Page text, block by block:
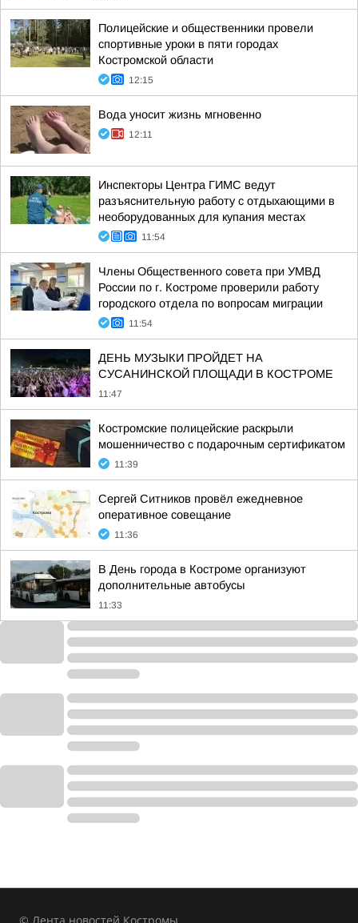
Полицейские и общественники провели
спортивные уроки в пяти городах
Костромской области
12:15
Вода уносит жизнь мгновенно
12:11
Инспекторы Центра ГИМС ведут
разъяснительную работу с отдыхающими в
необорудованных для купания местах
11:54
Члены Общественного совета при УМВД
России по г. Костроме проверили работу
городского отдела по вопросам миграции
11:54
ДЕНЬ МУЗЫКИ ПРОЙДЕТ НА
СУСАНИНСКОЙ ПЛОЩАДИ В КОСТРОМЕ
11:47
Костромские полицейские раскрыли
мошенничество с подарочным сертификатом
11:39
Сергей Ситников провёл ежедневное
оперативное совещание
11:36
В День города в Костроме организуют
дополнительные автобусы
11:33